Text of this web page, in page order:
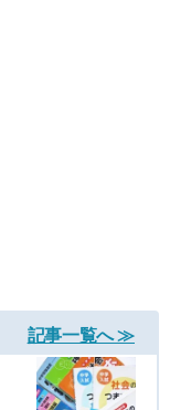
記事一覧へ ≫